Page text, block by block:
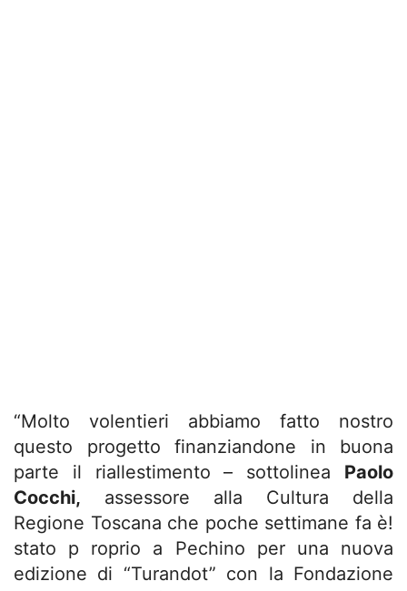
“Molto volentieri abbiamo fatto nostro
questo progetto finanziandone in buona
parte il riallestimento – sottolinea Paolo
Cocchi, assessore alla Cultura della
Regione Toscana che poche settimane fa è!
stato p roprio a Pechino per una nuova
edizione di “Turandot” con la Fondazione